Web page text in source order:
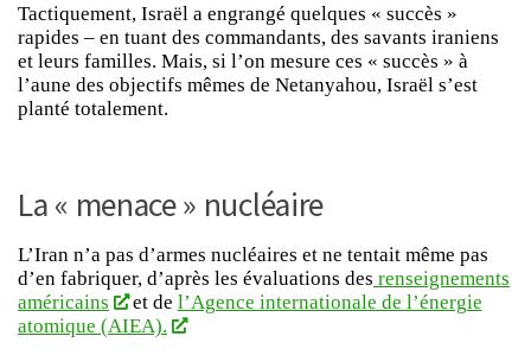
Tactiquement, Israël a engrangé quelques « succès »
rapides – en tuant des commandants, des savants iraniens
et leurs familles. Mais, si l’on mesure ces « succès » à
l’aune des objectifs mêmes de Netanyahou, Israël s’est
planté totalement.
La « menace » nucléaire
L’Iran n’a pas d’armes nucléaires et ne tentait même pas
d’en fabriquer, d’après les évaluations des renseignements
américains
et de l’Agence internationale de l’énergie
atomique (AIEA).